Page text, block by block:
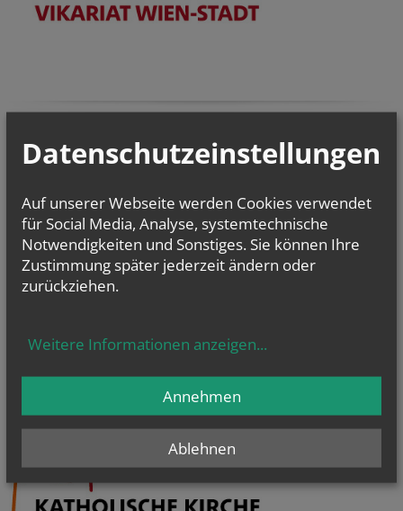
Datenschutzeinstellungen
Auf unserer Webseite werden Cookies verwendet
für Social Media, Analyse, systemtechnische
Notwendigkeiten und Sonstiges. Sie können Ihre
Zustimmung später jederzeit ändern oder
zurückziehen.
Weitere Informationen anzeigen...
Ablehnen
Annehmen